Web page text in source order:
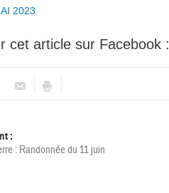
2023
cet article sur Facebook :
:
: Randonnée du 11 juin